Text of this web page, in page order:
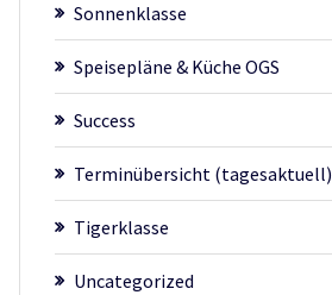
Sonnenklasse
Speisepläne & Küche OGS
Success
Terminübersicht (tagesaktuell)
Tigerklasse
Uncategorized